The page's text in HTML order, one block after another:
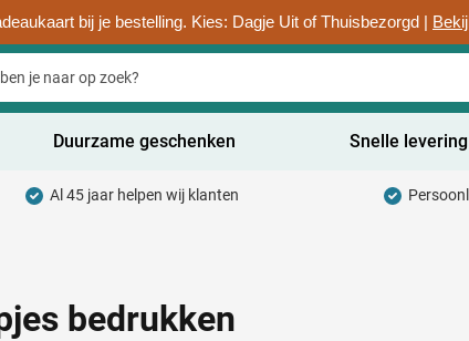
bij je bestelling. Kies: Dagje Uit of Thuisbezorgd |
categorie
categorie
Duurzame geschenken Snelle levering
Al 45 jaar helpen wij klanten
bedrukken